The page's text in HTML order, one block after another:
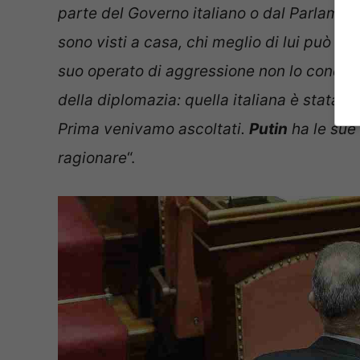
parte del Governo italiano o dal
sono visti a casa, chi meglio di lui può
suo operato di aggressione non lo
della diplomazia: quella italiana è stata
Prima venivamo ascoltati. Putin ha le
ragionare“.